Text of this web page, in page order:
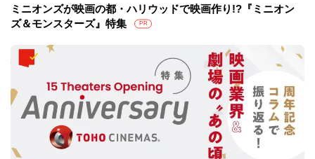
ミニオンズが映画の都・ハリウッドで映画作り!?『ミニオン
ズ＆モンスターズ』特集
PR